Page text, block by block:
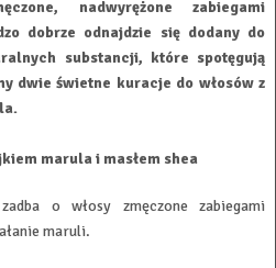
nadwyrężone zabiegami
dobrze odnajdzie się dodany do
substancji, które spotęgują
dwie świetne kuracje do włosów z
marula i masłem shea
o włosy zmęczone zabiegami
maruli.